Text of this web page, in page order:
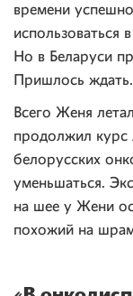
времени
использоваться
Но в Беларуси
Пришлось ждать.
Всего Женя
продолжил курс
белорусских
уменьшаться.
на шее у Жени
похожий на